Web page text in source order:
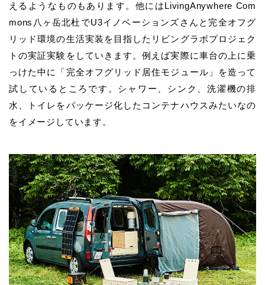
えるようなものもあります。他にはLivingAnywhere Com
mons八ヶ岳北杜でU3イノベーションズさんと完全オフグ
リッド環境の生活実装を目指したリビングラボプロジェク
トの実証実験をしていきます。例えば実際に車台の上に乗
っけた中に「完全オフグリッド居住モジュール」を造って
試しているところです。シャワー、シンク、洗濯機の排
水、トイレをパッケージ化したコンテナハウスみたいなの
をイメージしています。